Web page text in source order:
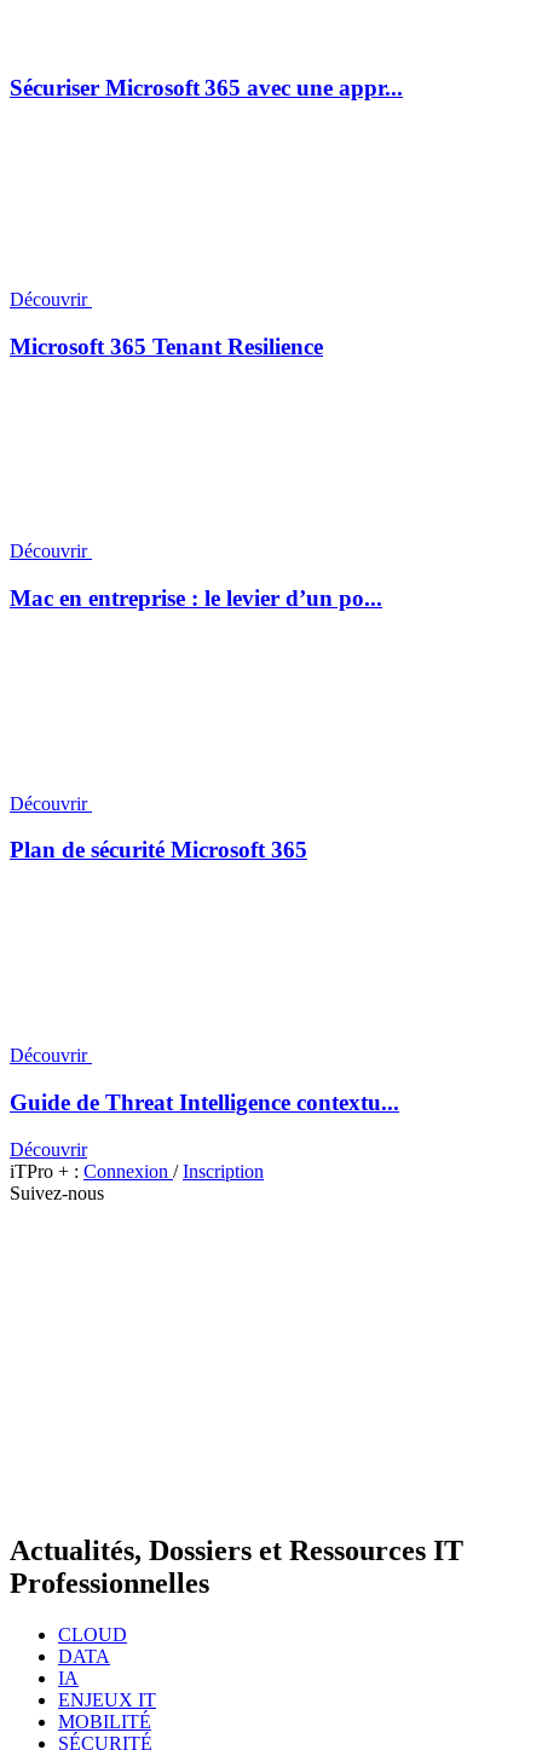
Sécuriser Microsoft 365 avec une appr...
Découvrir
Microsoft 365 Tenant Resilience
Découvrir
Mac en entreprise : le levier d’un po...
Découvrir
Plan de sécurité Microsoft 365
Découvrir
Guide de Threat Intelligence contextu...
Découvrir
iTPro + : Connexion /Inscription
Suivez-nous
Actualités, Dossiers et Ressources IT
Professionnelles
CLOUD
DATA
IA
ENJEUX IT
MOBILITÉ
SÉCURITÉ